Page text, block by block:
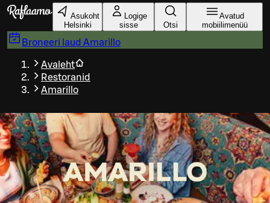
Liigu peamise sisu juurde
Asukoht
Helsinki
Logige
sisse
Otsi
Avatud
mobiilimenüü
Broneeri laud Amarillo
Avaleht
Restoranid
Amarillo